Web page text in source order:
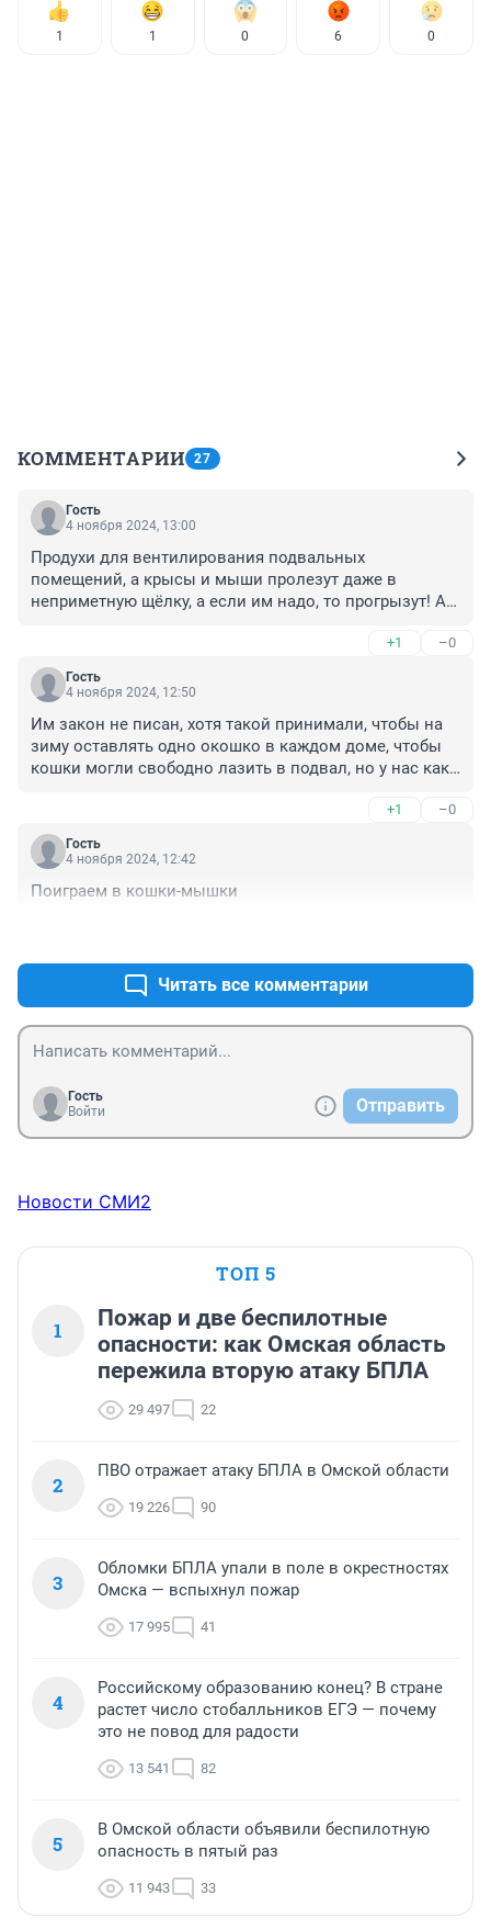
1 1 0 6 0
КОММЕНТАРИИ 27
Гость
4 ноября 2024, 13:00
Продухи для вентилирования подвальных
помещений, а крысы и мыши пролезут даже в
неприметную щёлку, а если им надо, то прогрызут! А
Меняйте управляшек, есть ещё порядочные и
ответственные, серьезные и надёжные, а такие вот
+1 –0
Гость
4 ноября 2024, 12:50
Им закон не писан, хотя такой принимали, чтобы на
зиму оставлять одно окошко в каждом доме, чтобы
кошки могли свободно лазить в подвал, но у нас как
+1 –0
Гость
4 ноября 2024, 12:42
Поиграем в кошки-мышки
Читать все комментарии
Гость
Войти
Отправить
Новости СМИ2
ТОП 5
1
Пожар и две беспилотные
опасности: как Омская область
пережила вторую атаку БПЛА
29 497 22
2
ПВО отражает атаку БПЛА в Омской области
19 226 90
3
Обломки БПЛА упали в поле в окрестностях
Омска — вспыхнул пожар
17 995 41
4
Российскому образованию конец? В стране
растет число стобалльников ЕГЭ — почему
это не повод для радости
13 541 82
5
В Омской области объявили беспилотную
опасность в пятый раз
11 943 33